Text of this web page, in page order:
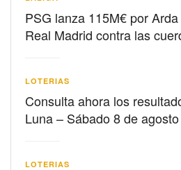
PSG lanza 115M€ por
Real Madrid contra las
LOTERIAS
Consulta ahora los
Luna – Sábado 8 de agosto
LOTERIAS